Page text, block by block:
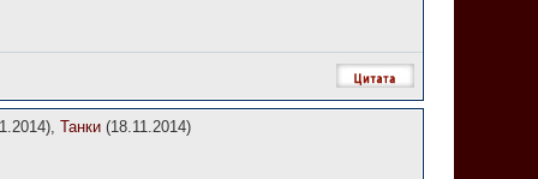
Танки (18.11.2014)